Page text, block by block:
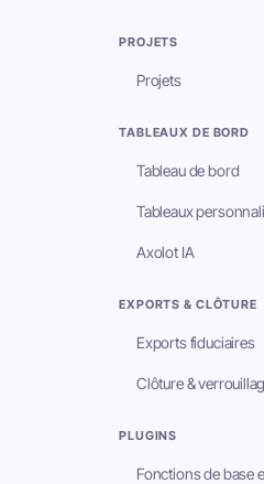
PROJETS
Projets
TABLEAUX DE BORD
Tableau de bord
Tableaux
Axolot IA
EXPORTS & CLÔTURE
Exports fiduciaires
Clôture &
PLUGINS
Fonctions de base